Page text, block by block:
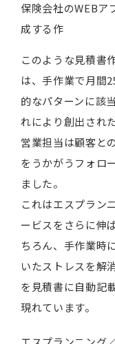
保険会社のWEBア
成する作
このような見積書
は、手作業で月間
的なパターンに該
れにより創出され
営業担当は顧客と
をうかがうフォロ
ました。
これはエスプラン
ービスをさらに伸
ちろん、手作業時
いたストレスを解
を見積書に自動記
現れています。